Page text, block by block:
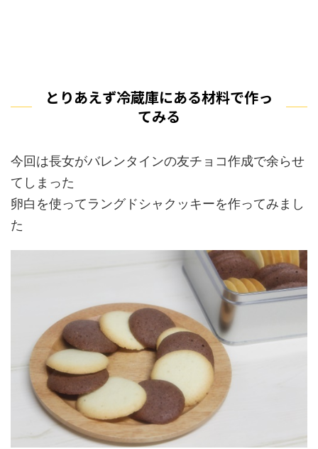
とりあえず冷蔵庫にある材料で作っ
てみる
今回は長女がバレンタインの友チョコ作成で余らせ
てしまった
卵白を使ってラングドシャクッキーを作ってみまし
た